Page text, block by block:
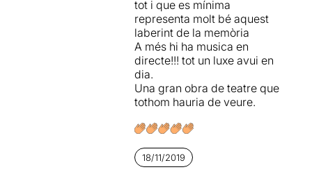
reflexionar.
Tenim moments en l’obra
interesants, una on es veu la
bogeria que entra en el
laberint del seu cap. Amb
tot, he de dir que va ser una
obra feixuga tot i que s’ha de
felicitar el treball de l’actor i
el pianista per la gran feina i
entrega tot i el poc públic
assistent.
tot i que es mínima
representa molt bé aquest
laberint de la memòria
A més hi ha musica en
directe!!! tot un luxe avui en
dia.
Una gran obra de teatre que
tothom hauria de veure.
18/11/2019